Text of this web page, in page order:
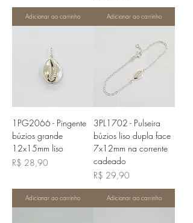
Adicionar ao carrinho Adicionar ao carrinho
1PG2066 - Pingente
búzios grande
12x15mm liso
Preço
R$ 28,90
Adicionar ao carrinho
3PL1702 - Pulseira
búzios liso dupla face
7x12mm na corrente
cadeado
Preço
R$ 29,90
Adicionar ao carrinho